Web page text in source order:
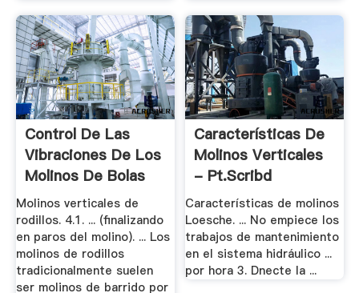
Control De Las
Vibraciones De Los
Molinos De Bolas
Molinos verticales de
rodillos. 4.1. ... (finalizando
en paros del molino). ... Los
molinos de rodillos
tradicionalmente suelen
ser molinos de barrido por
Características De
Molinos Verticales
- Pt.scribd
Características de molinos
Loesche. ... No empiece los
trabajos de mantenimiento
en el sistema hidráulico ...
por hora 3. Dnecte la ...